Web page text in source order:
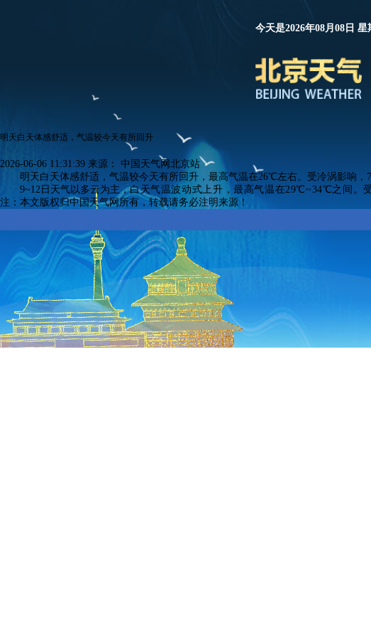
今天是2026年08月08日
明天白天体感舒适，气温较今天有所回升
2026-06-06 11:31:39 来源： 中国天气网北京站
明天白天体感舒适，气温较今天有所回升，最高气温在26℃左右。受冷涡影响，
9~12日天气以多云为主，白天气温波动式上升，最高气温在29℃~34℃之间。
注：本文版权归中国天气网所有，转载请务必注明来源！